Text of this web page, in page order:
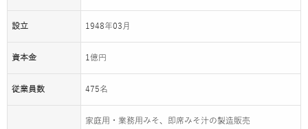
設立 1948年03月
資本金 1億円
従業員数 475名
家庭用・業務用みそ、即席みそ汁の製造販売